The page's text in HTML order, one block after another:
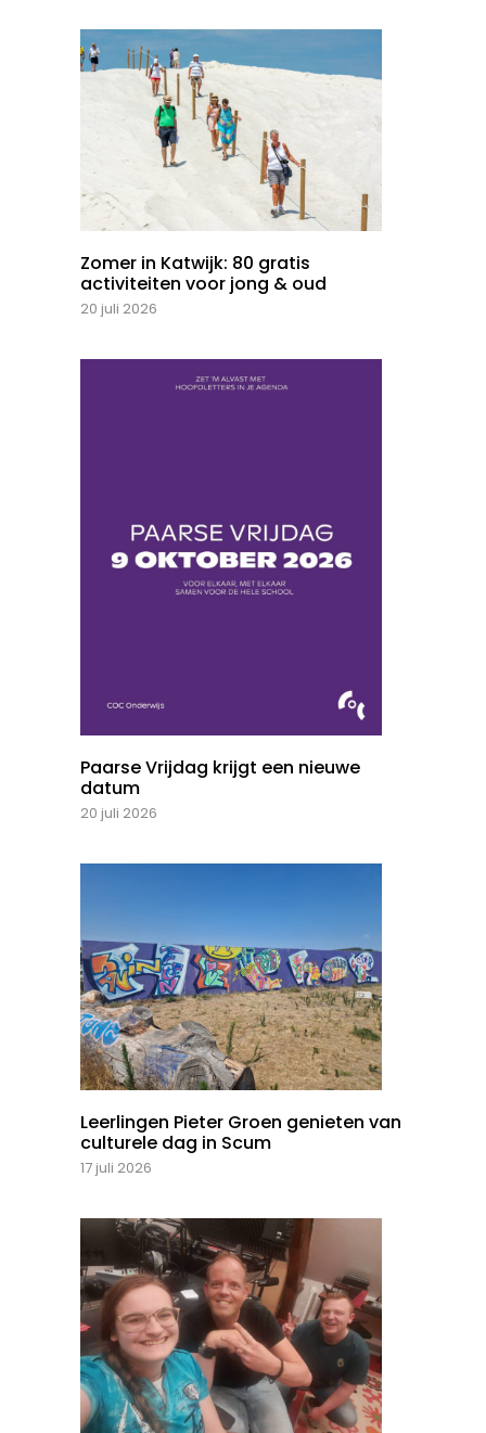
Zomer in Katwijk: 80 gratis
activiteiten voor jong & oud
20 juli 2026
Paarse Vrijdag krijgt een nieuwe
datum
20 juli 2026
Leerlingen Pieter Groen genieten van
culturele dag in Scum
17 juli 2026